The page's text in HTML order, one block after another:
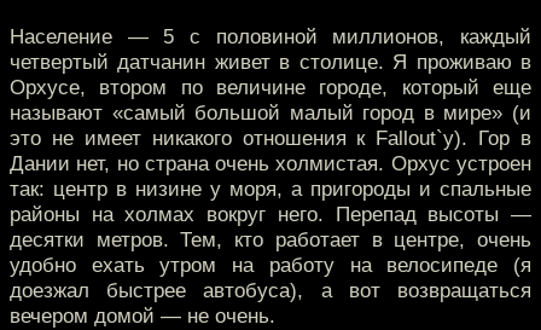
Население — 5 с половиной миллионов, каждый
четвертый датчанин живет в столице. Я проживаю в
Орхусе, втором по величине городе, который еще
называют «самый большой малый город в мире» (и
это не имеет никакого отношения к Fallout`у). Гор в
Дании нет, но страна очень холмистая. Орхус устроен
так: центр в низине у моря, а пригороды и спальные
районы на холмах вокруг него. Перепад высоты —
десятки метров. Тем, кто работает в центре, очень
удобно ехать утром на работу на велосипеде (я
доезжал быстрее автобуса), а вот возвращаться
вечером домой — не очень.